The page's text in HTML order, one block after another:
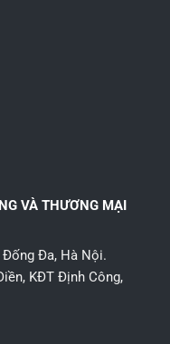
VÀ THƯƠNG MẠI
Đống Đa, Hà Nội.
KĐT Định Công,